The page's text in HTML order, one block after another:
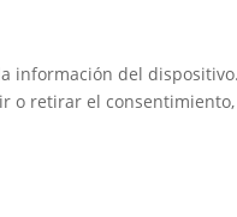
información del
retirar el